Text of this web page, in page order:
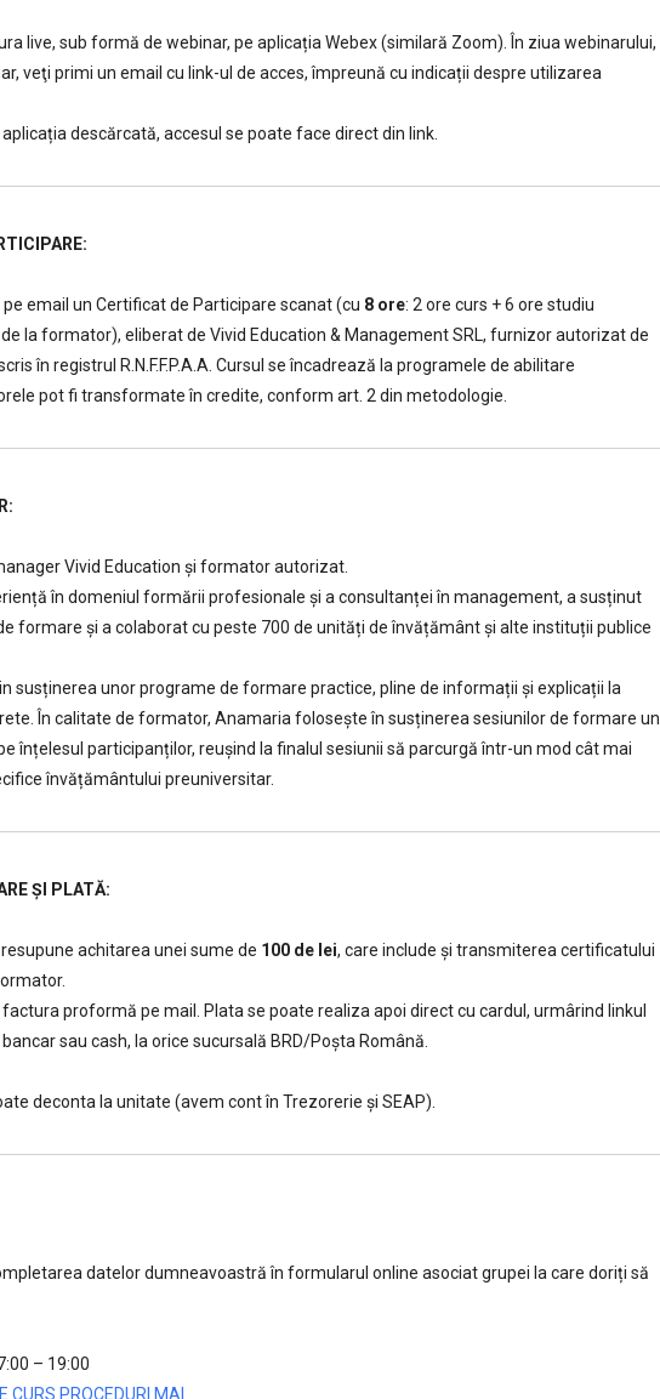
live, sub formă de webinar, pe aplicația Webex (similară Zoom). În ziua webinarului,
veţi primi un email cu link-ul de acces, împreună cu indicații despre utilizarea
descărcată, accesul se poate face direct din link.
email un Certificat de Participare scanat (cu 8 ore: 2 ore curs + 6 ore studiu
la formator), eliberat de Vivid Education & Management SRL, furnizor autorizat de
în registrul R.N.F.F.P.A.A. Cursul se încadrează la programele de abilitare
pot fi transformate în credite, conform art. 2 din metodologie.
Vivid Education și formator autorizat.
în domeniul formării profesionale și a consultanței în management, a susținut
formare și a colaborat cu peste 700 de unități de învățământ şi alte instituții publice
susținerea unor programe de formare practice, pline de informații și explicații la
În calitate de formator, Anamaria folosește în susținerea sesiunilor de formare un
înțelesul participanților, reușind la finalul sesiunii să parcurgă într-un mod cât mai
învățământului preuniversitar.
ȘI PLATĂ:
achitarea unei sume de 100 de lei, care include şi transmiterea certificatului
proformă pe mail. Plata se poate realiza apoi direct cu cardul, urmârind linkul
sau cash, la orice sucursală BRD/Poșta Română.
deconta la unitate (avem cont în Trezorerie și SEAP).
datelor dumneavoastră în formularul online asociat grupei la care doriți să
– 19:00
CURS PROCEDURI MAI